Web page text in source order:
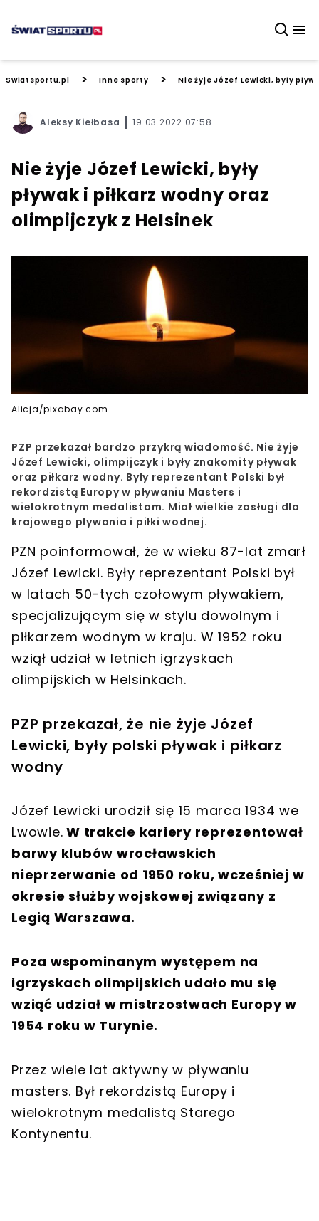
Swiatsportu.pl > Inne sporty > Nie żyje Józef Lewicki, były
Aleksy Kiełbasa 19.03.2022 07:58
Nie żyje Józef Lewicki, były
pływak i piłkarz wodny oraz
olimpijczyk z Helsinek
Alicja/pixabay.com
PZP przekazał bardzo przykrą wiadomość. Nie żyje
Józef Lewicki, olimpijczyk i były znakomity pływak
oraz piłkarz wodny. Były reprezentant Polski był
rekordzistą Europy w pływaniu Masters i
wielokrotnym medalistom. Miał wielkie zasługi dla
krajowego pływania i piłki wodnej.
PZN poinformował, że w wieku 87-lat zmarł
Józef Lewicki. Były reprezentant Polski był
w latach 50-tych czołowym pływakiem,
specjalizującym się w stylu dowolnym i
piłkarzem wodnym w kraju. W 1952 roku
wziął udział w letnich igrzyskach
olimpijskich w Helsinkach.
PZP przekazał, że nie żyje Józef
Lewicki, były polski pływak i piłkarz
wodny
Józef Lewicki urodził się 15 marca 1934 we
Lwowie. W trakcie kariery reprezentował
barwy klubów wrocławskich
nieprzerwanie od 1950 roku, wcześniej w
okresie służby wojskowej związany z
Legią Warszawa.
Poza wspominanym występem na
igrzyskach olimpijskich udało mu się
wziąć udział w mistrzostwach Europy w
1954 roku w Turynie.
Przez wiele lat aktywny w pływaniu
masters. Był rekordzistą Europy i
wielokrotnym medalistą Starego
Kontynentu.